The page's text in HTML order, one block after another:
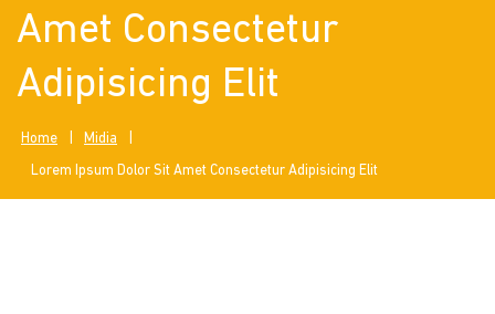
Amet Consectetur
Adipisicing Elit
Home Midia
Lorem Ipsum Dolor Sit Amet Consectetur Adipisicing Elit